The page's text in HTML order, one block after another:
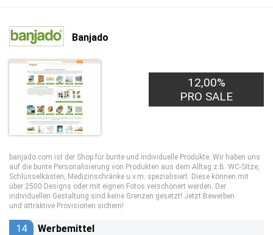
Banjado
12,00%
PRO SALE
banjado.com ist der Shop für bunte und individuelle Produkte. Wir haben uns
auf die bunte Personalisierung von Produkten aus dem Alltag z.B. WC-Sitze,
Schlüsselkästen, Medizinschränke u.v.m. spezialisiert. Diese können mit
über 2500 Designs oder mit eignen Fotos verschönert werden. Der
individuellen Gestaltung sind keine Grenzen gesetzt! Jetzt Bewerben
und attraktive Provisionen sichern!
14 Werbemittel